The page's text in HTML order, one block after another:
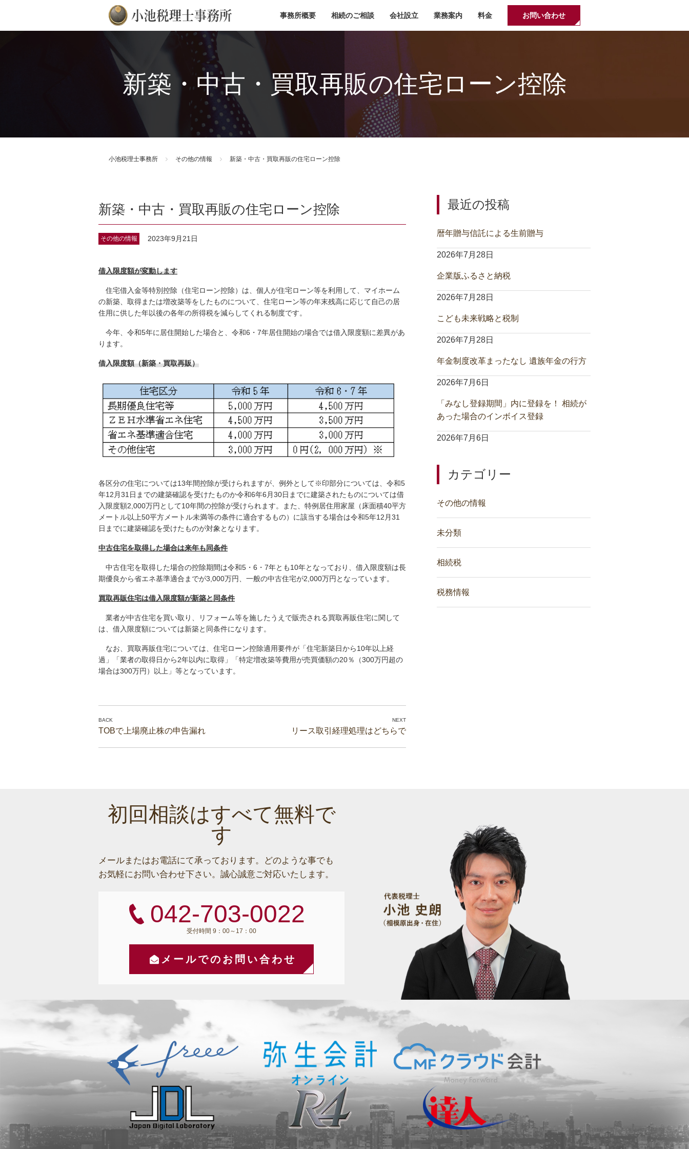
小池税理士事務所事務所概要 相続のご相談 会社設立 業務案内 料金 お問い合わせ
新築・中古・買取再販の住宅ローン控除
小池税理士事務所 その他の情報 新築・中古・買取再販の住宅ローン控除
新築・中古・買取再販の住宅ローン控除
その他の情報 2023年9月21日
借入限度額が変動します
住宅借入金等特別控除（住宅ローン控除）は、個人が住宅ローン等を利用して、マイホーム
の新築、取得または増改築等をしたものについて、住宅ローン等の年末残高に応じて自己の居
住用に供した年以後の各年の所得税を減らしてくれる制度です。
今年、令和5年に居住開始した場合と、令和6・7年居住開始の場合では借入限度額に差異があ
ります。
借入限度額（新築・買取再販）
各区分の住宅については13年間控除が受けられますが、例外として※印部分については、令和5
年12月31日までの建築確認を受けたものか令和6年6月30日までに建築されたものについては借
入限度額2,000万円として10年間の控除が受けられます。また、特例居住用家屋（床面積40平方
メートル以上50平方メートル未満等の条件に適合するもの）に該当する場合は令和5年12月31
日までに建築確認を受けたものが対象となります。
中古住宅を取得した場合は来年も同条件
中古住宅を取得した場合の控除期間は令和5・6・7年とも10年となっており、借入限度額は長
期優良から省エネ基準適合までが3,000万円、一般の中古住宅が2,000万円となっています。
買取再販住宅は借入限度額が新築と同条件
業者が中古住宅を買い取り、リフォーム等を施したうえで販売される買取再販住宅に関して
は、借入限度額については新築と同条件になります。
なお、買取再販住宅については、住宅ローン控除適用要件が「住宅新築日から10年以上経
過」「業者の取得日から2年以内に取得」「特定増改築等費用が売買価額の20％（300万円超の
場合は300万円）以上」等となっています。
TOBで上場廃止株の申告漏れ リース取引経理処理はどちらで
最近の投稿
暦年贈与信託による生前贈与
2026年7月28日
企業版ふるさと納税
2026年7月28日
こども未来戦略と税制
2026年7月28日
年金制度改革まったなし 遺族年金の行方
2026年7月6日
「みなし登録期間」内に登録を！ 相続が
あった場合のインボイス登録
2026年7月6日
カテゴリー
その他の情報
未分類
相続税
税務情報
初回相談はすべて無料で
す
メールまたはお電話にて承っております。
どのような事でも
お気軽にお問い合わせ下さい。 誠心誠意ご対応いたします。
042-703-0022
受付時間 9：00～17：00
メールでのお問い合わせ